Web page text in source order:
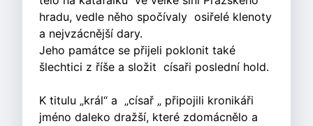
hradu, vedle něho spočívaly osiřelé klenoty
a nejvzácnější dary.
Jeho památce se přijeli poklonit také
šlechtici z říše a složit císaři poslední hold.
K titulu „král“ a „císař „ připojili kronikáři
jméno daleko dražší, které zdomácnělo a